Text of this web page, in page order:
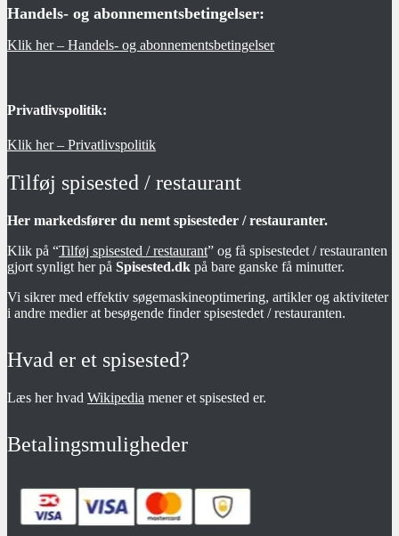
Handels- og abonnementsbetingelser:
Klik her – Handels- og abonnementsbetingelser
Privatlivspolitik:
Klik her – Privatlivspolitik
Tilføj spisested / restaurant
Her markedsfører du nemt spisesteder / restauranter.
Klik på “Tilføj spisested / restaurant” og få spisestedet / restauranten
gjort synligt her på Spisested.dk på bare ganske få minutter.
Vi sikrer med effektiv søgemaskineoptimering, artikler og aktiviteter
i andre medier at besøgende finder spisestedet / restauranten.
Hvad er et spisested?
Læs her hvad Wikipedia mener et spisested er.
Betalingsmuligheder